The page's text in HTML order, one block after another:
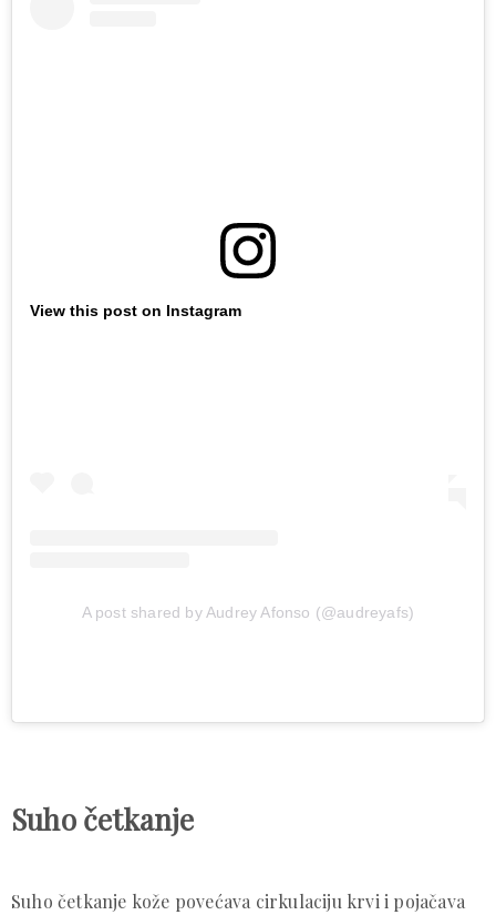
View this post on Instagram
A post shared by Audrey Afonso (@audreyafs)
Suho četkanje
Suho četkanje kože povećava cirkulaciju krvi i pojačava